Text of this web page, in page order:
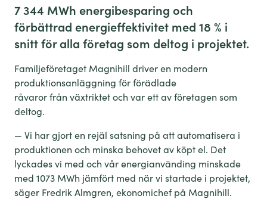
7 344 MWh energibesparing och
förbättrad energieffektivitet med 18 % i
snitt för alla företag som deltog i projektet.
Familjeföretaget Magnihill driver en modern
produktionsanläggning för förädlade
råvaror från växtriktet och var ett av företagen som
deltog.
— Vi har gjort en rejäl satsning på att automatisera i
produktionen och minska behovet av köpt el. Det
lyckades vi med och vår energianvänding minskade
med 1073 MWh jämfört med när vi startade i projektet,
säger Fredrik Almgren, ekonomichef på Magnihill.